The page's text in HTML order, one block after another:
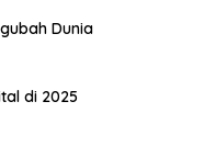
Dunia
di 2025